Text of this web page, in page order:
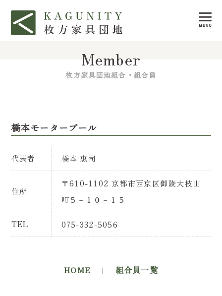
Member
枚方家具団地組合・組合員
橋本モータープール
代表者 橋本 惠司
住所
〒610-1102 京都市西京区御陵大枝山
町５－１０－１５
TEL 075-332-5056
HOME | 組合員一覧